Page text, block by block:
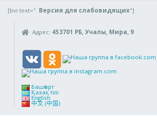
[bvi text=" Версия для слабовидящих"]
Адрес: 453701 РБ, Учалы, Мира, 9
Башҡорт
Қазақ тілі
English
中文 (中国)